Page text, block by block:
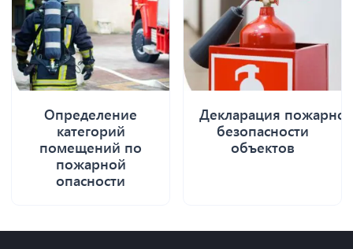
Определение
категорий
помещений по
пожарной
опасности
Декларация
безопасности
объектов